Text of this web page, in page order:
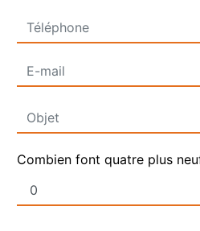
Combien font quatre plus